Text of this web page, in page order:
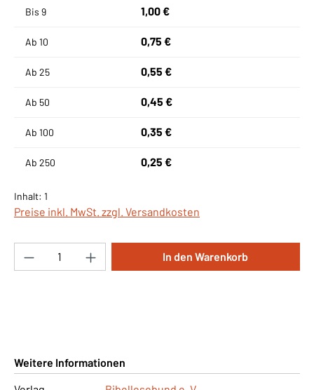
Bis 9 1,00 €
Ab 10 0,75 €
Ab 25 0,55 €
Ab 50 0,45 €
Ab 100 0,35 €
Ab 250 0,25 €
Inhalt: 1
Preise inkl. MwSt. zzgl. Versandkosten
Produkt Anzahl: Gib den gewünschten
In den Warenkorb
Weitere Informationen